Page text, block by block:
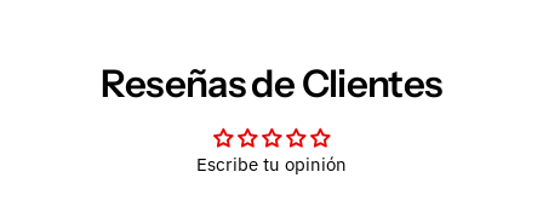
Reseñas de Clientes
Escribe tu opinión